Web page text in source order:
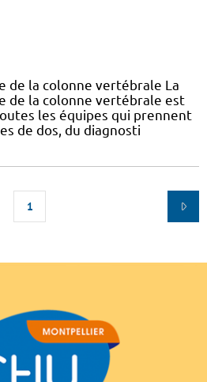
de la colonne vertébrale La
de la colonne vertébrale est
les équipes qui prennent
de dos, du diagnosti
1